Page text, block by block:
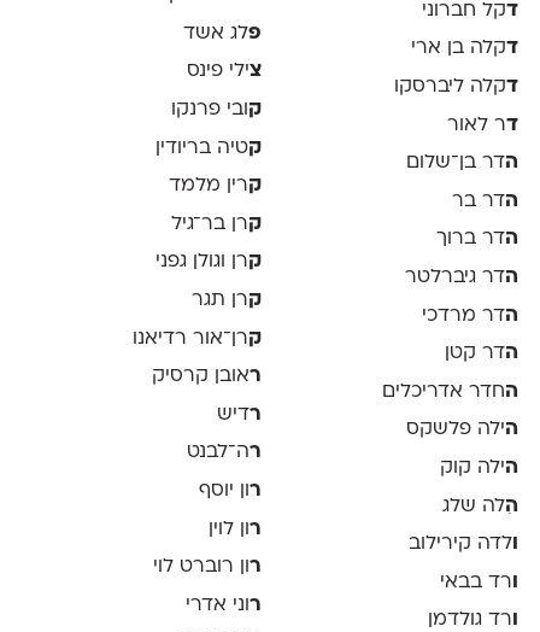
דקל חברוני
דקלה בן ארי
דקלה ליברסקו
דר לאור
הדר בן־שלום
הדר בר
הדר ברוך
הדר גיברלטר
הדר מרדכי
הדר קטן
החדר אדריכלים
הילה פלשקס
הילה קוק
הִלה שלג
לדה קירילוב
רד בבאי
ורד גולדמן
פלג אשד
צילי פינס
ק ובי פרנקו
קטיה בריודין
קרין מלמד
קרן בר־גיל
קרן וגולן גפני
קרן תגר
קרן־אור רדיאנו
ראובן קרסיק
רדיש
רה־לבנט
ר ון יוסף
רון לוין
ר ון רוברט לוי
ר וני אדרי